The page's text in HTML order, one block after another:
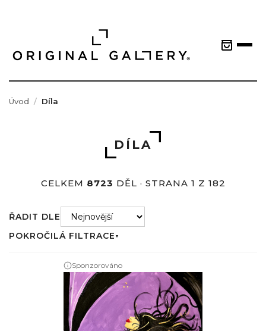
Úvod Díla
DÍLA
CELKEM 8723 DĚL · STRANA 1 Z 182
ŘADIT DLE
POKROČILÁ FILTRACE ▼
Sponzorováno